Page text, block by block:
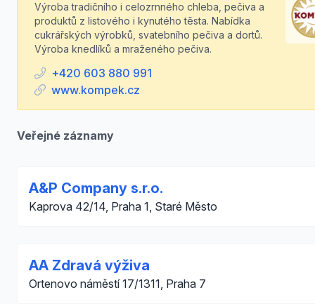
Výroba tradičního i celozrnného chleba, pečiva a
produktů z listového i kynutého těsta. Nabídka
cukrářských výrobků, svatebního pečiva a dortů.
Výroba knedlíků a mraženého pečiva.
+420 603 880 991
www.kompek.cz
Veřejné záznamy
A&P Company s.r.o.
Kaprova 42/14, Praha 1, Staré Město
AA Zdravá výživa
Ortenovo náměstí 17/1311, Praha 7